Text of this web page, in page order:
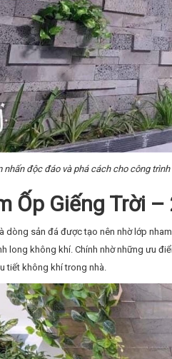
độc đáo và phá cách cho công trình
Ốp Giếng Trời
dòng sản đá được tạo nên nhờ lớp
long không khí. Chính nhờ những ưu
tiết không khí trong nhà.